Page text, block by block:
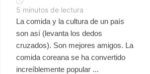
5 minutos de lectura
La comida y la cultura de un país
son así (levanta los dedos
cruzados). Son mejores amigos. La
comida coreana se ha convertido
increíblemente popular ...